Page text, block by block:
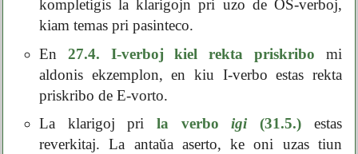
kompletigis la klarigojn pri uzo de OS-verboj,
kiam temas pri pasinteco.
En 27.4. I-verboj kiel rekta priskribo mi
aldonis ekzemplon, en kiu I-verbo estas rekta
priskribo de E-vorto.
La klarigoj prila verboigi(31.5.) estas
reverkitaj. La antaŭa aserto, ke oni uzas tiun